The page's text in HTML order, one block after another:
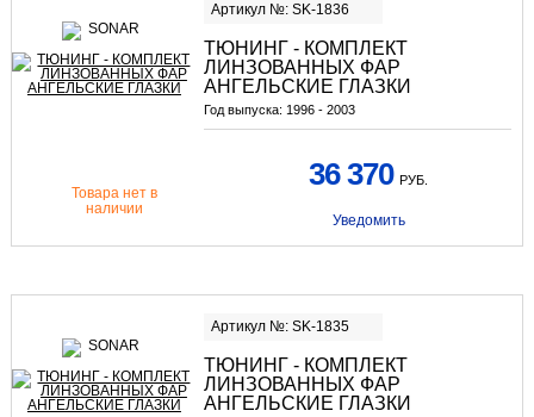
Артикул №: SK-1836
ТЮНИНГ - КОМПЛЕКТ
ЛИНЗОВАННЫХ ФАР
АНГЕЛЬСКИЕ ГЛАЗКИ
Год выпуска: 1996 - 2003
Товара нет в
наличии
36 370 РУБ.
Уведомить
Артикул №: SK-1835
ТЮНИНГ - КОМПЛЕКТ
ЛИНЗОВАННЫХ ФАР
АНГЕЛЬСКИЕ ГЛАЗКИ